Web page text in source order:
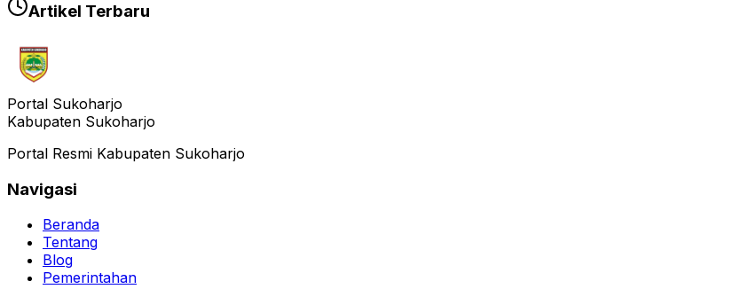
Artikel Terbaru
Portal Sukoharjo
Kabupaten Sukoharjo
Portal Resmi Kabupaten Sukoharjo
Navigasi
Beranda
Tentang
Blog
Pemerintahan